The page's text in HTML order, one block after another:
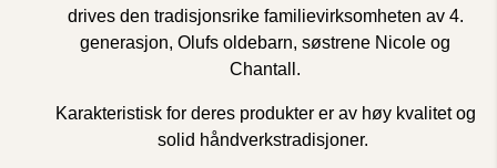
drives den tradisjonsrike familievirksomheten av 4.
generasjon, Olufs oldebarn, søstrene Nicole og
Chantall.
Karakteristisk for deres produkter er av høy kvalitet og
solid håndverkstradisjoner.